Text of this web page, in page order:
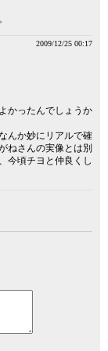
2009/12/25 00:17
かったんでしょうか
んか妙にリアルで確
ねさんの実像とは別
今頃チヨと仲良くし